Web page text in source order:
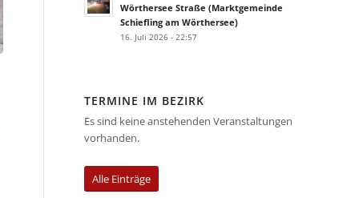
Wörthersee Straße (Marktgemeinde
Schiefling am Wörthersee)
16. Juli 2026 - 22:57
TERMINE IM BEZIRK
Es sind keine anstehenden Veranstaltungen
vorhanden.
Alle Einträge